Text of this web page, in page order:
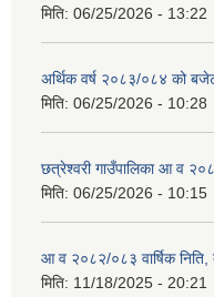
मिति: 06/25/2026 - 13:22
अर्थिक वर्ष २०८३/०८४ को
मिति: 06/25/2026 - 10:28
छत्रेश्वरी गाउँपालिका आ व
मिति: 06/25/2026 - 10:15
आ व २०८२/०८३ वार्षिक
मिति: 11/18/2025 - 20:21